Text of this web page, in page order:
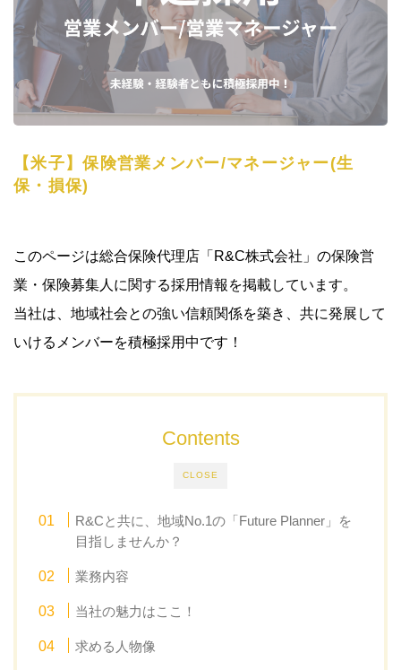
【米子】保険営業メンバー/マネージャー(生
保・損保)
このページは総合保険代理店「R&C株式会社」の保険営
業・保険募集人に関する採用情報を掲載しています。
当社は、地域社会との強い信頼関係を築き、共に発展して
いけるメンバーを積極採用中です！
CLOSE
Contents
R&Cと共に、地域No.1の「Future Planner」を
目指しませんか？
業務内容
当社の魅力はここ！
求める人物像